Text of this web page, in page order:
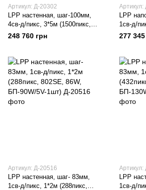
Артикул: Д-20302
LPP настенная, шаг-100мм,
4св-д/пикс, 3*5м (1500пикс,
802SE, 1800W, БП-350W/12V-
248 760 грн
Артикул:
LPP
1св-д/
802SE,
277
Артикул: Д-20516
LPP настенная, шаг- 83мм,
1св-д/пикс, 1*2м (288пикс,
Артикул:
LPP
1св-д/